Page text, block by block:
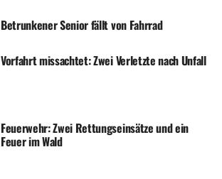
Betrunkener Senior fällt von Fahrrad
Vorfahrt missachtet: Zwei Verletzte nach Unfall
Feuerwehr: Zwei Rettungseinsätze und ein
Feuer im Wald